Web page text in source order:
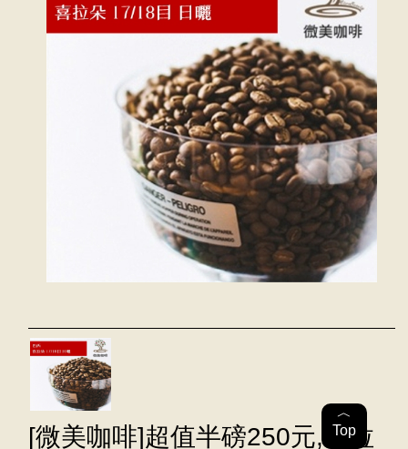
[微美咖啡]超值半磅250元,喜拉
︿
Top